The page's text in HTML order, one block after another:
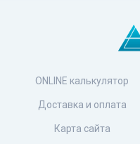
ONLINE калькулятор
Доставка и оплата
Карта сайта